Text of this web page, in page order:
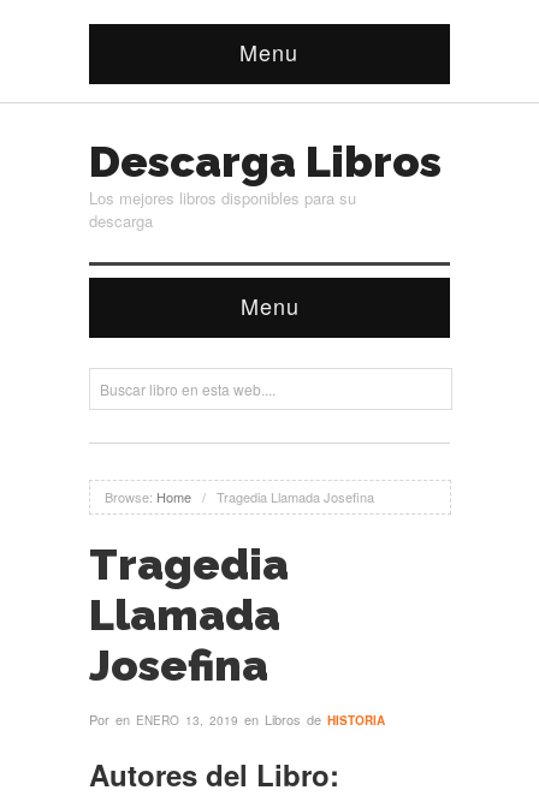
Menu
Descarga Libros
Los mejores libros disponibles para su
descarga
Menu
Browse: Home / Tragedia Llamada Josefina
Tragedia
Llamada
Josefina
Por en ENERO 13, 2019 en Libros de HISTORIA
Autores del Libro: